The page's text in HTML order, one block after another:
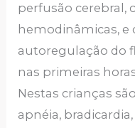
perfusão cerebral,
hemodinâmicas, e
autoregulação do
nas primeiras
Nestas crianças
apnéia,